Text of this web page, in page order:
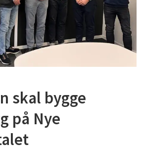
skal bygge
på Nye